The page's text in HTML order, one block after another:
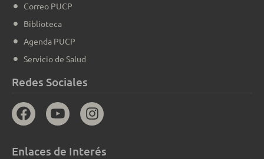
Correo PUCP
Biblioteca
Agenda PUCP
Servicio de Salud
Redes Sociales
Enlaces de Interés